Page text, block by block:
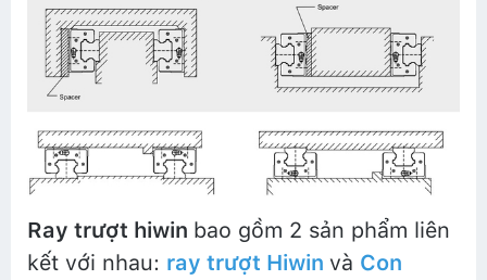
Ray trượt hiwin bao gồm 2 sản phẩm liên
kết với nhau: ray trượt Hiwin và Con